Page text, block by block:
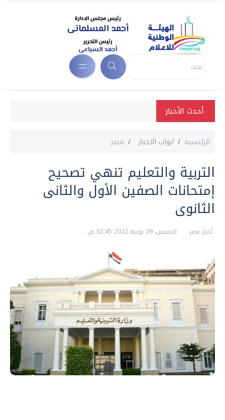
أحدث الأخبار
الرئيسية ابواب الاخبار مصر
التربية والتعليم تنهي تصحيح
إمتحانات الصفين الأول والثانى
الثانوى
أخبار مصر الخميس، 09 يونيه 2022 02:45 ص